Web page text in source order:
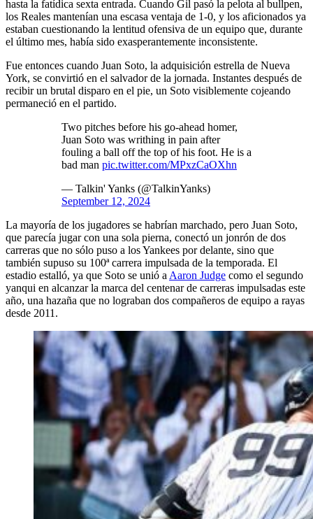
hasta la fatídica sexta entrada. Cuando Gil pasó la pelota al bullpen,
los Reales mantenían una escasa ventaja de 1-0, y los aficionados ya
estaban cuestionando la lentitud ofensiva de un equipo que, durante
el último mes, había sido exasperantemente inconsistente.
Fue entonces cuando Juan Soto, la adquisición estrella de Nueva
York, se convirtió en el salvador de la jornada. Instantes después de
recibir un brutal disparo en el pie, un Soto visiblemente cojeando
permaneció en el partido.
Two pitches before his go-ahead homer,
Juan Soto was writhing in pain after
fouling a ball off the top of his foot. He is a
bad man pic.twitter.com/MPxzCaOXhn
— Talkin' Yanks (@TalkinYanks)
September 12, 2024
La mayoría de los jugadores se habrían marchado, pero Juan Soto,
que parecía jugar con una sola pierna, conectó un jonrón de dos
carreras que no sólo puso a los Yankees por delante, sino que
también supuso su 100ª carrera impulsada de la temporada. El
estadio estalló, ya que Soto se unió a Aaron Judge como el segundo
yanqui en alcanzar la marca del centenar de carreras impulsadas este
año, una hazaña que no lograban dos compañeros de equipo a rayas
desde 2011.